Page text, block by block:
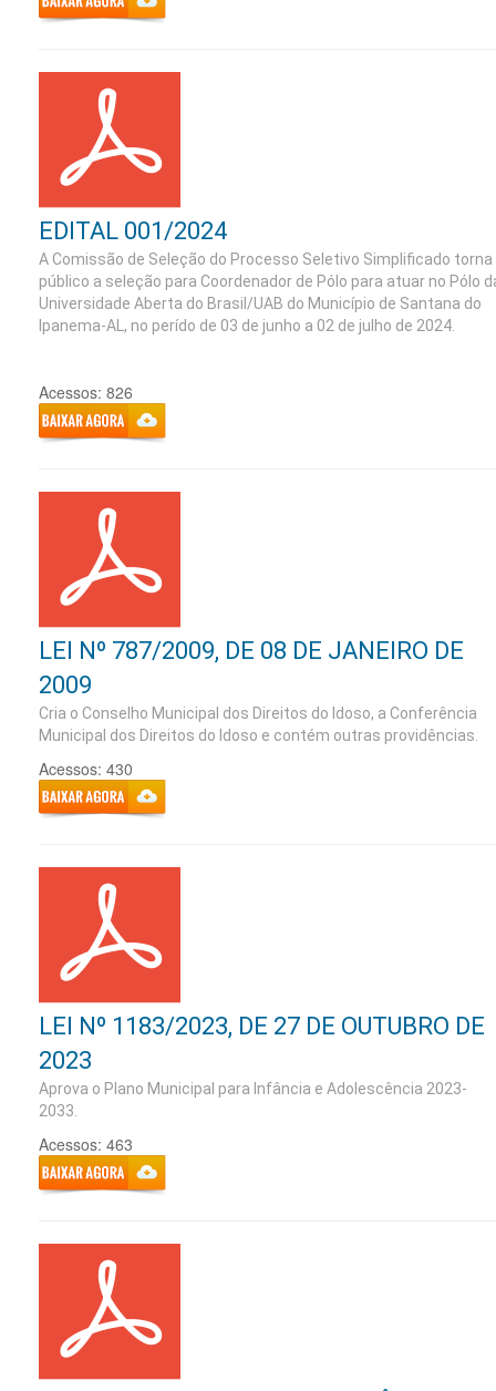
EDITAL 001/2024
A Comissão de Seleção do Processo Seletivo Simplificado torna
público a seleção para Coordenador de Pólo para atuar no Pólo
Universidade Aberta do Brasil/UAB do Município de Santana do
Ipanema-AL, no perído de 03 de junho a 02 de julho de 2024.
Acessos: 826
LEI Nº 787/2009, DE 08 DE JANEIRO DE
2009
Cria o Conselho Municipal dos Direitos do Idoso, a Conferência
Municipal dos Direitos do Idoso e contém outras providências.
Acessos: 430
LEI Nº 1183/2023, DE 27 DE OUTUBRO DE
2023
Aprova o Plano Municipal para Infância e Adolescência 2023-
2033.
Acessos: 463